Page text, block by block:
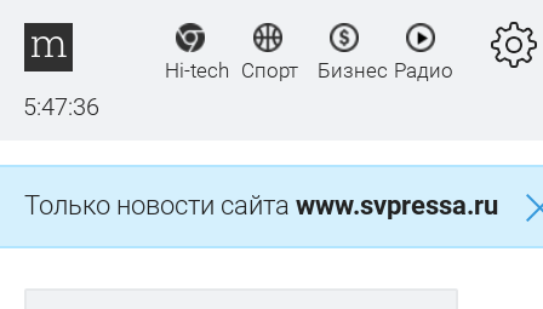
5:47:36
Hi-tech Спорт Бизнес Радио
Только новости сайта www.svpressa.ru